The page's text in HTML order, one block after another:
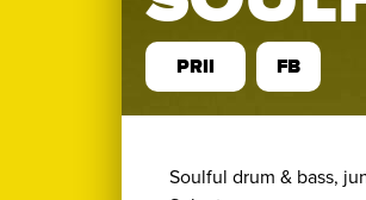
PRII FB
Soulful drum & bass,